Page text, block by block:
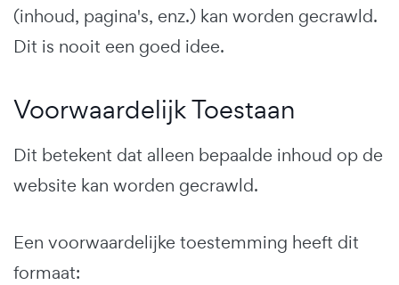
(inhoud, pagina's, enz.) kan worden gecrawld.
Dit is nooit een goed idee.
Voorwaardelijk Toestaan
Dit betekent dat alleen bepaalde inhoud op de
website kan worden gecrawld.
Een voorwaardelijke toestemming heeft dit
formaat: